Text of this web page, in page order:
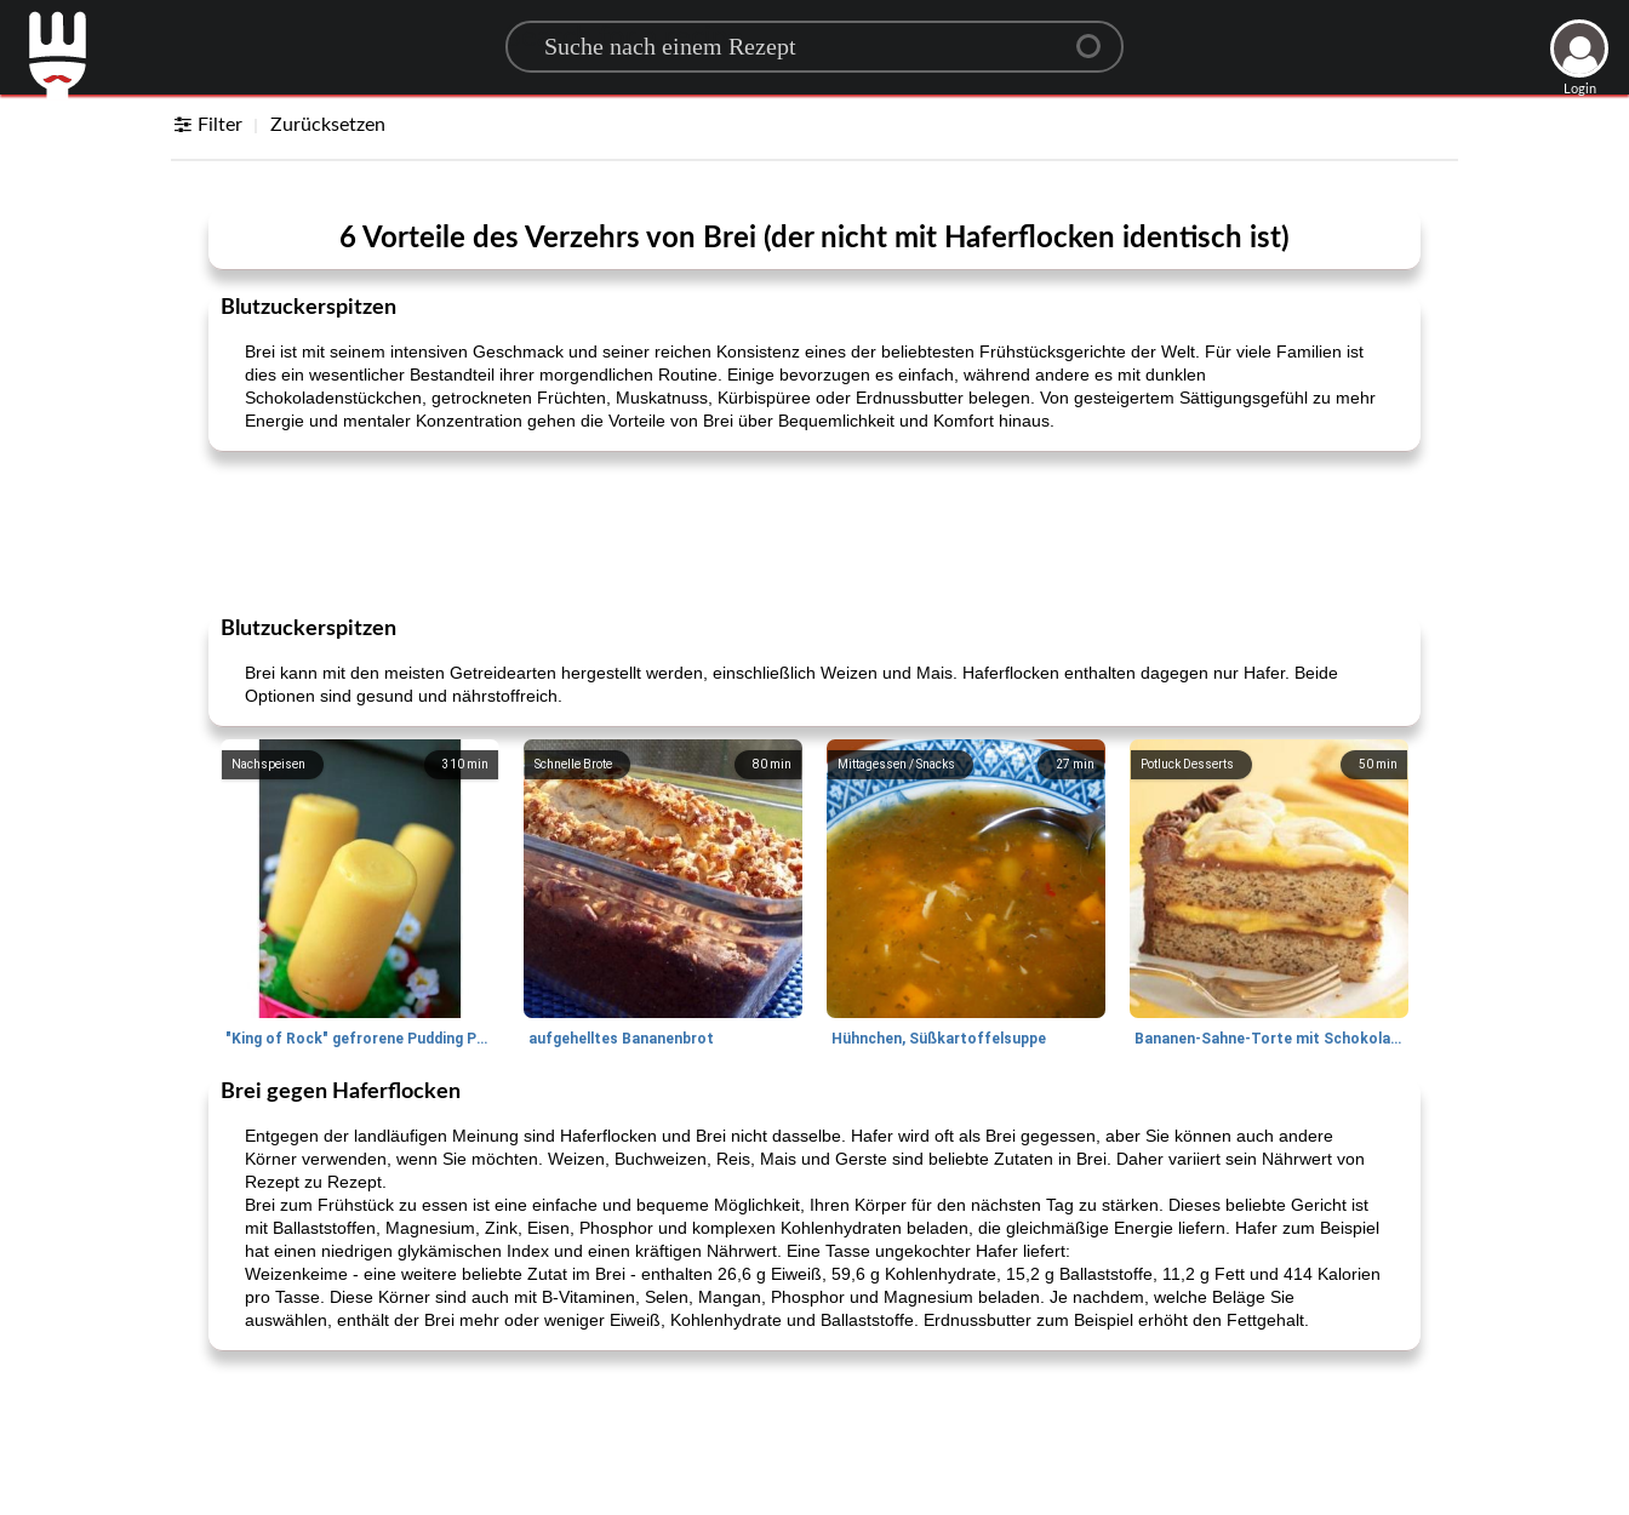
Search for a recipe
Login
Filter Zurücksetzen
6 Vorteile des Verzehrs von Brei (der nicht mit Haferflocken identisch ist)
Blutzuckerspitzen
Brei ist mit seinem intensiven Geschmack und seiner reichen Konsistenz eines der beliebtesten Frühstücksgerichte der Welt. Für viele Familien ist
dies ein wesentlicher Bestandteil ihrer morgendlichen Routine. Einige bevorzugen es einfach, während andere es mit dunklen
Schokoladenstückchen, getrockneten Früchten, Muskatnuss, Kürbispüree oder Erdnussbutter belegen. Von gesteigertem Sättigungsgefühl zu mehr
Energie und mentaler Konzentration gehen die Vorteile von Brei über Bequemlichkeit und Komfort hinaus.
Blutzuckerspitzen
Brei kann mit den meisten Getreidearten hergestellt werden, einschließlich Weizen und Mais. Haferflocken enthalten dagegen nur Hafer. Beide
Optionen sind gesund und nährstoffreich.
310 min
Nachspeisen
"King of Rock" gefrorene Pudding Pops
80 min
Schnelle Brote
aufgehelltes Bananenbrot
27min
Mittagessen / Snacks
Hühnchen, Süßkartoffelsuppe
50 min
Potluck Desserts
Bananen-Sahne-Torte mit Schokoladenglasur
Brei gegen Haferflocken
Entgegen der landläufigen Meinung sind Haferflocken und Brei nicht dasselbe. Hafer wird oft als Brei gegessen, aber Sie können auch andere
Körner verwenden, wenn Sie möchten. Weizen, Buchweizen, Reis, Mais und Gerste sind beliebte Zutaten in Brei. Daher variiert sein Nährwert von
Rezept zu Rezept.
Brei zum Frühstück zu essen ist eine einfache und bequeme Möglichkeit, Ihren Körper für den nächsten Tag zu stärken. Dieses beliebte Gericht ist
mit Ballaststoffen, Magnesium, Zink, Eisen, Phosphor und komplexen Kohlenhydraten beladen, die gleichmäßige Energie liefern. Hafer zum Beispiel
hat einen niedrigen glykämischen Index und einen kräftigen Nährwert. Eine Tasse ungekochter Hafer liefert:
Weizenkeime - eine weitere beliebte Zutat im Brei - enthalten 26,6 g Eiweiß, 59,6 g Kohlenhydrate, 15,2 g Ballaststoffe, 11,2 g Fett und 414 Kalorien
pro Tasse. Diese Körner sind auch mit B-Vitaminen, Selen, Mangan, Phosphor und Magnesium beladen. Je nachdem, welche Beläge Sie
auswählen, enthält der Brei mehr oder weniger Eiweiß, Kohlenhydrate und Ballaststoffe. Erdnussbutter zum Beispiel erhöht den Fettgehalt.